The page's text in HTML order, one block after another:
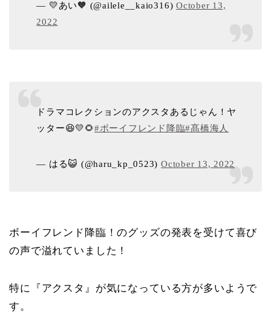
— 💛あい🧡 (@ailele__kaio316)October 13,
2022
ドラマコレクションのアクスタあるじゃん！ヤ
ッター😆💛🌻#ボーイフレンド降臨#髙橋海人
— はる😺 (@haru_kp_0523) October 13, 2022
ボーイフレンド降臨！のグッズの発表を受けて喜び
の声で溢れていました！
特に『アクスタ』が気になっている方が多いようで
す。